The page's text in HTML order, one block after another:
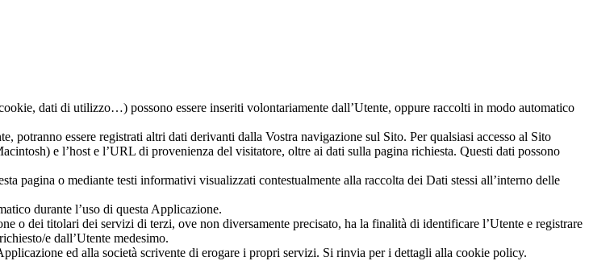
dati di utilizzo…) possono essere inseriti volontariamente dall’Utente, oppure raccolti in modo automatico
potranno essere registrati altri dati derivanti dalla Vostra navigazione sul Sito. Per qualsiasi accesso al Sito
e l’host e l’URL di provenienza del visitatore, oltre ai dati sulla pagina richiesta. Questi dati possono
pagina o mediante testi informativi visualizzati contestualmente alla raccolta dei Dati stessi all’interno delle
durante l’uso di questa Applicazione.
o dei titolari dei servizi di terzi, ove non diversamente precisato, ha la finalità di identificare l’Utente e registrare
e dall’Utente medesimo.
ed alla società scrivente di erogare i propri servizi. Si rinvia per i dettagli alla cookie policy.